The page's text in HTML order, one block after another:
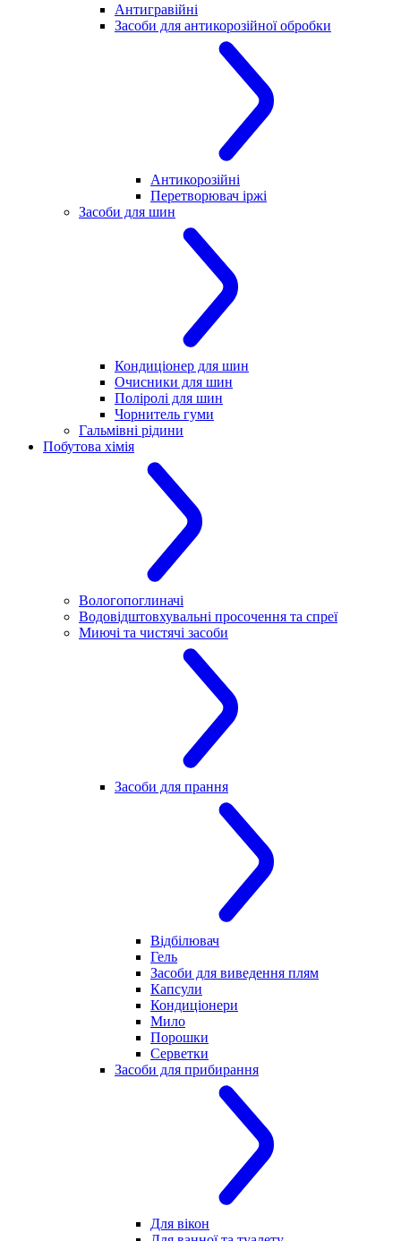
Антигравійні
Засоби для антикорозійної обробки
Антикорозійні
Перетворювач іржі
Засоби для шин
Кондиціонер для шин
Очисники для шин
Поліролі для шин
Чорнитель гуми
Гальмівні рідини
Побутова хімія
Вологопоглиначі
Водовідштовхувальні просочення та спреї
Миючі та чистячі засоби
Засоби для прання
Відбілювач
Гель
Засоби для виведення плям
Капсули
Кондиціонери
Мило
Порошки
Серветки
Засоби для прибирання
Для вікон